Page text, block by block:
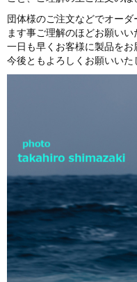
団体様のご注文などでオー
ます事ご理解のほどお願いい
一日も早くお客様に製品をお
今後ともよろしくお願いいた